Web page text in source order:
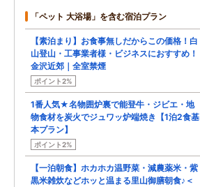
「ペット 大浴場」を含む宿泊プラン
【素泊まり】お食事無しだからこの価格！白
山登山・工事業者様・ビジネスにおすすめ！
金沢近郊｜全室禁煙
ポイント2%
1番人気★名物囲炉裏で能登牛・ジビエ・地
物食材を炭火でジュワッ炉端焼き【1泊2食基
本プラン】
ポイント2%
【一泊朝食】ホカホカ温野菜・減農薬米・紫
黒米雑炊などホッと温まる里山御膳朝食♪＜